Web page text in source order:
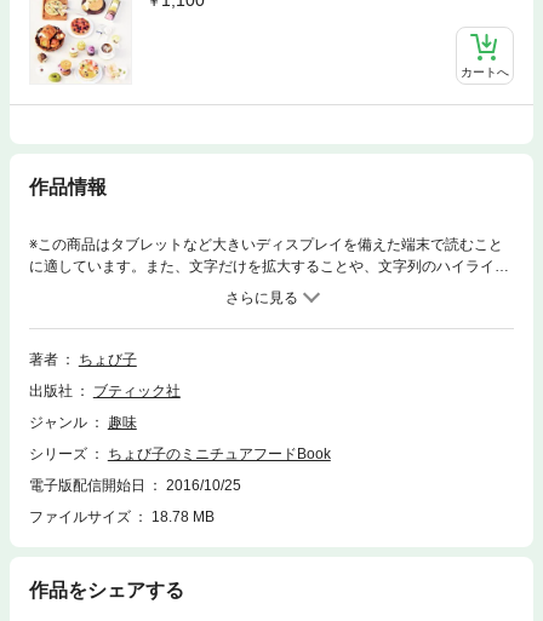
カートへ
作品情報
※この商品はタブレットなど大きいディスプレイを備えた端末で読むこと
に適しています。また、文字だけを拡大することや、文字列のハイライ
ト、検索、辞書の参照、引用などの機能が使用できません。樹脂粘土で作
るミニチュアフード。初めて作る人でも、わかりやすい写真解説付き。和
食、洋食をはじめ、人気のスイーツなどのモチーフが満載。
著者
ちょび子
出版社
ブティック社
ジャンル
趣味
シリーズ
ちょび子のミニチュアフードBook
電子版配信開始日
2016/10/25
ファイルサイズ
18.78 MB
作品をシェアする